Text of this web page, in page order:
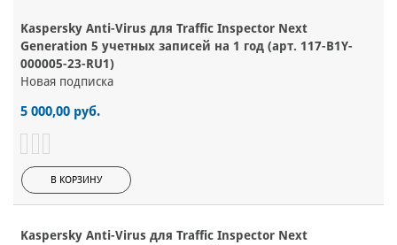
Kaspersky Anti-Virus для Traffic Inspector Next
Generation 5 учетных записей на 1 год (арт. 117-B1Y-
000005-23-RU1)
Новая подписка
5 000,00 руб.
В КОРЗИНУ
Kaspersky Anti-Virus для Traffic Inspector Next